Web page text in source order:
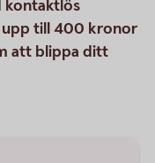
kontaktlös
upp till 400 kronor
att blippa ditt